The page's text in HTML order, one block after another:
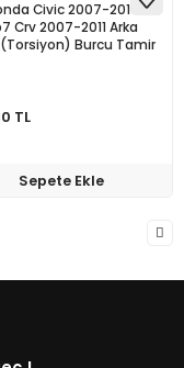
Civic 2007-2016
Crv 2007-2011 Arka
Burcu Tamir
TL
Sepete Ekle